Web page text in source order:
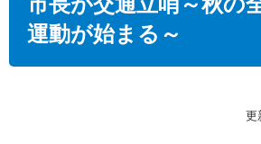
運動が始まる～
更